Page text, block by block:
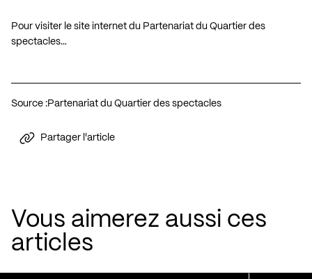
Pour visiter le site internet du Partenariat du Quartier des
spectacles…
Source :Partenariat du Quartier des spectacles
Partager l'article
Vous aimerez aussi ces
articles